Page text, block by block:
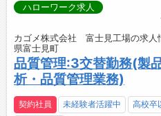
ハローワーク求人
カゴメ株式会社 富士見工場の求人
県富士見町
品質管理:3交替勤務(製
析・品質管理業務)
契約社員 未経験者活躍中 高校卒